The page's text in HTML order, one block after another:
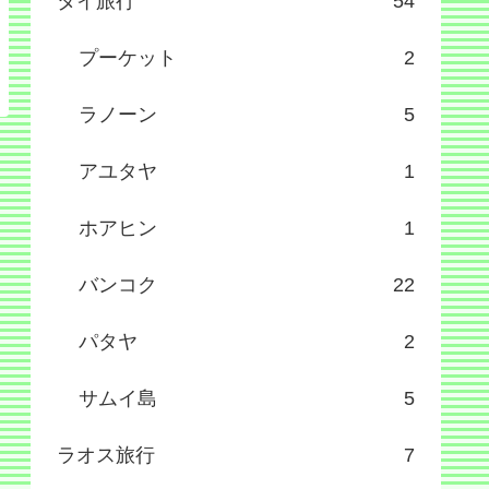
プーケット 2
ラノーン 5
アユタヤ 1
ホアヒン 1
バンコク 22
パタヤ 2
サムイ島 5
ラオス旅行 7